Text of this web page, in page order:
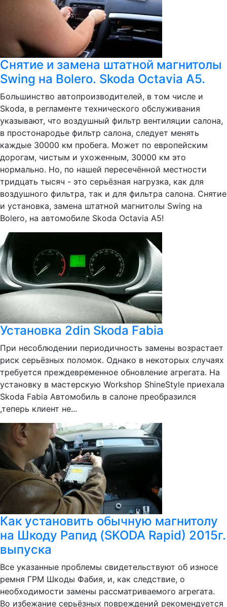
Снятие и замена штатной магнитолы
Swing на Bolero. Skoda Octavia A5.
Большинство автопроизводителей, в том числе и
Skoda, в регламенте технического обслуживания
указывают, что воздушный фильтр вентиляции салона,
в простонародье фильтр салона, следует менять
каждые 30000 км пробега. Может по европейским
дорогам, чистым и ухоженным, 30000 км это
нормально. Но, по нашей пересечённой местности
тридцать тысяч - это серьёзная нагрузка, как для
воздушного фильтра, так и для фильтра салона. Снятие
и установка, замена штатной магнитолы Swing на
Bolero, на автомобиле Skoda Octavia A5!
Установка 2din Skoda Fabia
При несоблюдении периодичность замены возрастает
риск серьёзных поломок. Однако в некоторых случаях
требуется преждевременное обновление агрегата. На
установку в мастерскую Workshop ShineStyle приехала
Skoda Fabia Автомобиль в салоне преобразился
,теперь клиент не...
Как установить обычную магнитолу
на Шкоду Рапид (SKODA Rapid) 2015г.
выпуска
Все указанные проблемы свидетельствуют об износе
ремня ГРМ Шкоды Фабия, и, как следствие, о
необходимости замены рассматриваемого агрегата.
Во избежание серьёзных повреждений рекомендуется